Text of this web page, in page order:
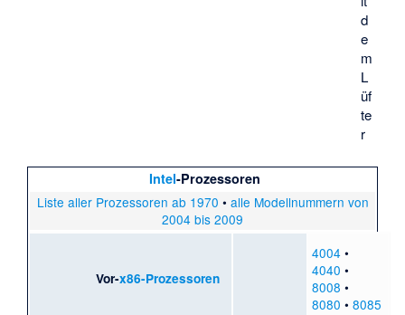
d
e
m
L
üf
te
r
Intel-Prozessoren
Liste aller Prozessoren ab 1970 • alle Modellnummern von
2004 bis 2009
Vor-x86-Prozessoren
4004•
4040 •
8008 •
8080 • 8085